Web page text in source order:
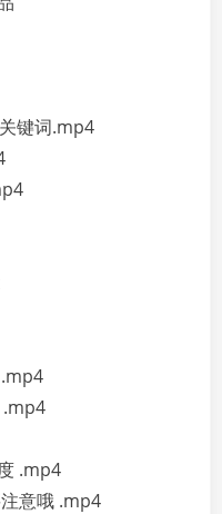
键词.mp4
.mp4
.mp4
.mp4
意哦 .mp4